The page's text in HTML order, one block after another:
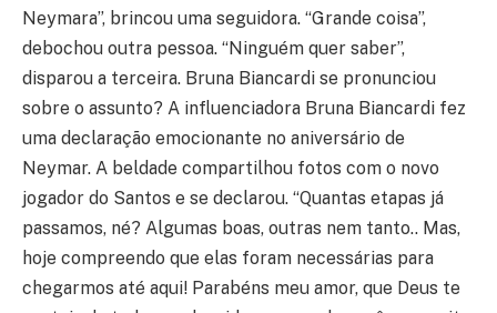
Neymara”, brincou uma seguidora. “Grande coisa”,
debochou outra pessoa. “Ninguém quer saber”,
disparou a terceira. Bruna Biancardi se pronunciou
sobre o assunto? A influenciadora Bruna Biancardi fez
uma declaração emocionante no aniversário de
Neymar. A beldade compartilhou fotos com o novo
jogador do Santos e se declarou. “Quantas etapas já
passamos, né? Algumas boas, outras nem tanto.. Mas,
hoje compreendo que elas foram necessárias para
chegarmos até aqui! Parabéns meu amor, que Deus te